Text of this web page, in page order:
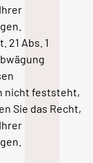
21 Abs. 1
nicht feststeht,
Sie das Recht,